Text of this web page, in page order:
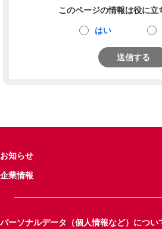
このページの情報は役に立
はい
送信する
お知らせ
企業情報
パーソナルデータ（個人情報など）につい